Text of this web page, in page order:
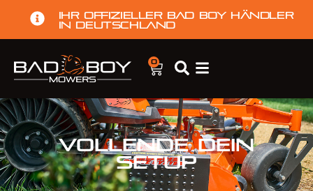
Ihr offizieller Bad Boy Händler
in Deutschland
0
Vollende dein
Setup